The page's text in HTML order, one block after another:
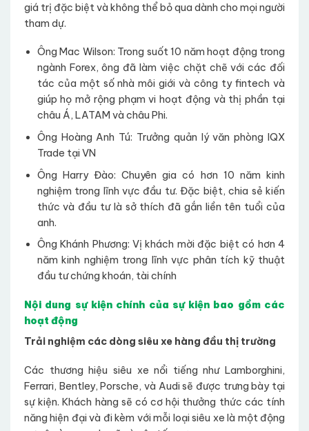
giá trị đặc biệt và không thể bỏ qua dành cho mọi người
tham dự.
Ông Mac Wilson: Trong suốt 10 năm hoạt động trong
ngành Forex, ông đã làm việc chặt chẽ với các đối
tác của một số nhà môi giới và công ty fintech và
giúp họ mở rộng phạm vi hoạt động và thị phần tại
châu Á, LATAM và châu Phi.
Ông Hoàng Anh Tú: Trưởng quản lý văn phòng IQX
Trade tại VN
Ông Harry Đào: Chuyên gia có hơn 10 năm kinh
nghiệm trong lĩnh vực đầu tư. Đặc biệt, chia sẻ kiến
thức và đầu tư là sở thích đã gắn liền tên tuổi của
anh.
Ông Khánh Phương: Vị khách mời đặc biệt có hơn 4
năm kinh nghiệm trong lĩnh vực phân tích kỹ thuật
đầu tư chứng khoán, tài chính
Nội dung sự kiện chính của sự kiện bao gồm các
hoạt động
Trải nghiệm các dòng siêu xe hàng đầu thị trường
Các thương hiệu siêu xe nổi tiếng như Lamborghini,
Ferrari, Bentley, Porsche, và Audi sẽ được trưng bày tại
sự kiện. Khách hàng sẽ có cơ hội thưởng thức các tính
năng hiện đại và đi kèm với mỗi loại siêu xe là một động